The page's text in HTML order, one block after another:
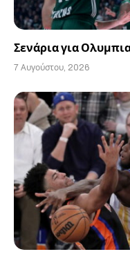
Σενάρια για
7 Αυγούστου, 2026